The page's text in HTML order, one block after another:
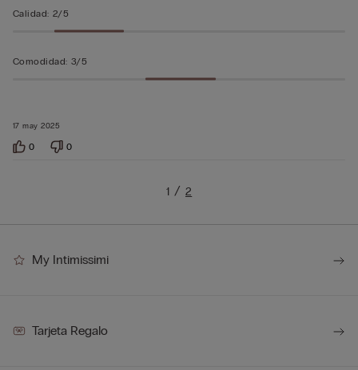
17 may 2025
Calidad: 2/5
Comodidad: 3/5
0 0
1 2
My Intimissimi
Tarjeta Regalo